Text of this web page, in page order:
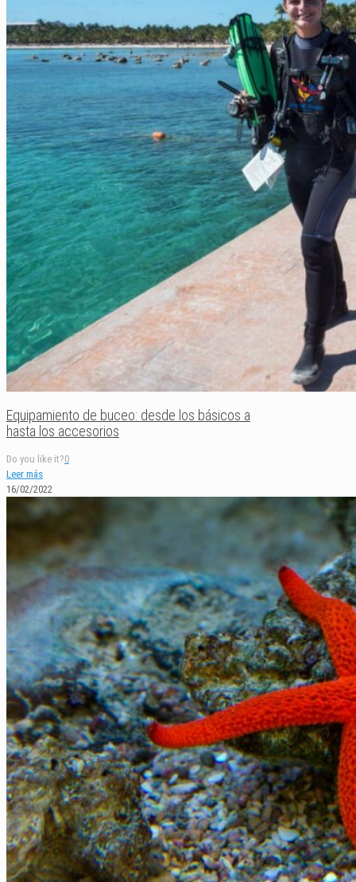
Equipamiento de buceo: desde los básicos a
hasta los accesorios
Do you like it?0
Leer más
16/02/2022